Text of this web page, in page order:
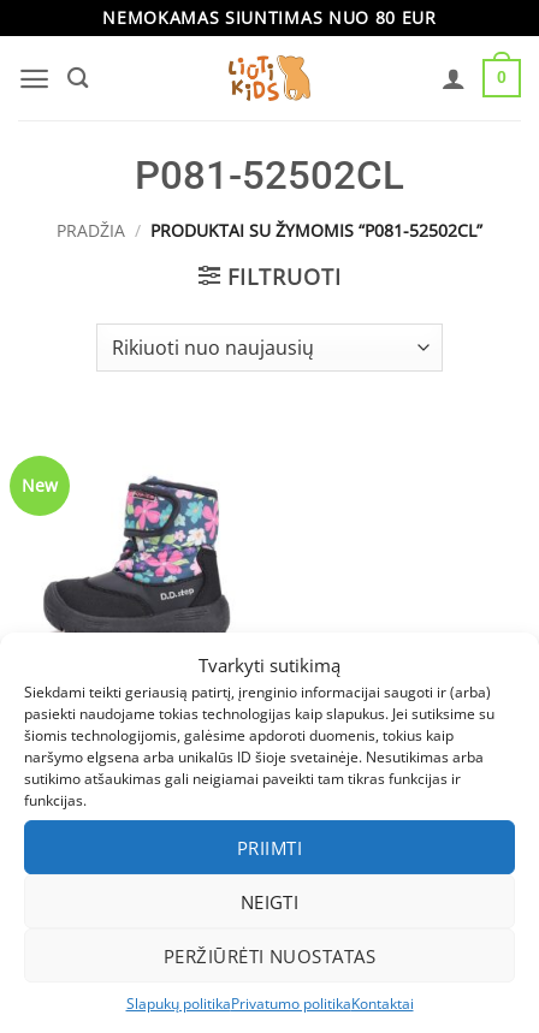
Tvarkyti sutikimą
Siekdami teikti geriausią patirtį, įrenginio informacijai saugoti ir (arba)
pasiekti naudojame tokias technologijas kaip slapukus. Jei sutiksime su
šiomis technologijomis, galėsime apdoroti duomenis, tokius kaip
naršymo elgsena arba unikalūs ID šioje svetainėje. Nesutikimas arba
sutikimo atšaukimas gali neigiamai paveikti tam tikras funkcijas ir
funkcijas.
PRIIMTI
NEIGTI
PERŽIŪRĖTI NUOSTATAS
Slapukų politikaPrivatumo politikaKontaktai
content
NEMOKAMAS SIUNTIMAS NUO 80 EUR
0
P081-52502CL
PRADŽIA / PRODUKTAI SU ŽYMOMIS “P081-52502CL”
FILTRUOTI
New
28 29 30 31 32
BATAI
Sniego batai su vilna 28-33
d. P081-52502CL. D.D.Step
€50.95